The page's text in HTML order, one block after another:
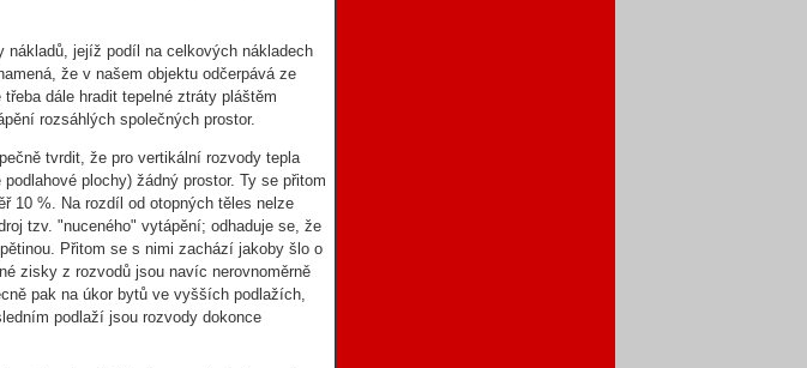
jejíž podíl na celkových nákladech
že v našem objektu odčerpává ze
dále hradit tepelné ztráty pláštěm
rozsáhlých společných prostor.
tvrdit, že pro vertikální rozvody tepla
plochy) žádný prostor. Ty se přitom
10 %. Na rozdíl od otopných těles nelze
tzv. "nuceného" vytápění; odhaduje se, že
Přitom se s nimi zachází jakoby šlo o
zisky z rozvodů jsou navíc nerovnoměrně
pak na úkor bytů ve vyšších podlažích,
podlaží jsou rozvody dokonce